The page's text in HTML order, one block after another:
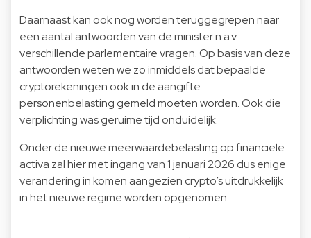
Daarnaast kan ook nog worden teruggegrepen naar
een aantal antwoorden van de minister n.a.v.
verschillende parlementaire vragen. Op basis van deze
antwoorden weten we zo inmiddels dat bepaalde
cryptorekeningen ook in de aangifte
personenbelasting gemeld moeten worden. Ook die
verplichting was geruime tijd onduidelijk.
Onder de nieuwe meerwaardebelasting op financiële
activa zal hier met ingang van 1 januari 2026 dus enige
verandering in komen aangezien crypto’s uitdrukkelijk
in het nieuwe regime worden opgenomen.